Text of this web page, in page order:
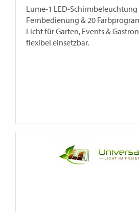
Lume-1 LED-
Fernbedienung & 20
Licht für Garten, Events &
flexibel einsetzbar.